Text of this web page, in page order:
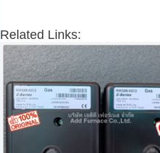
Related Links: